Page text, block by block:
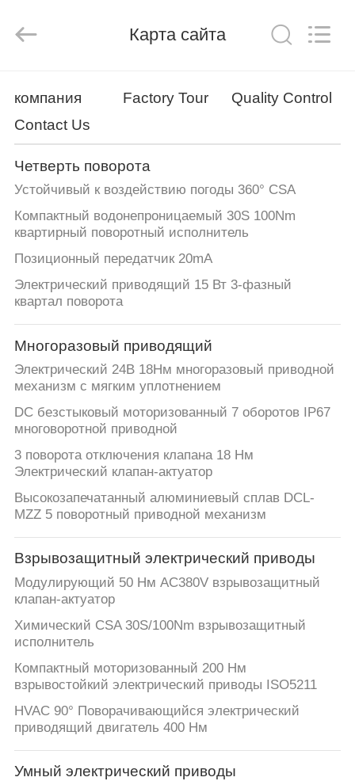
ПРОДУКТЫ
VR
ШОУ
О
НАС
ПУТЕШЕСТВИЕ
ФАБРИКИ
ПРОВЕРКА
КАЧЕСТВА
СВЯЖИТЕСЬ
МЫ
СПРОСИТЕ
ЦИТАТУ
中
文
官
网
Rights
Карта сайта
компания Factory Tour
Quality Control
Contact Us
Четверть поворота
Устойчивый к воздействию погоды 360° CSA
Компактный водонепроницаемый 30S 100Nm
квартирный поворотный исполнитель
Позиционный передатчик 20mA
Электрический приводящий 15 Вт 3-фазный
квартал поворота
Многоразовый приводящий
Электрический 24В 18Нм многоразовый приводной
механизм с мягким уплотнением
DC безстыковый моторизованный 7 оборотов IP67
многоворотной приводной
3 поворота отключения клапана 18 Нм
Электрический клапан-актуатор
Высокозапечатанный алюминиевый сплав DCL-
MZZ 5 поворотный приводной механизм
Взрывозащитный электрический приводы
Модулирующий 50 Нм AC380V взрывозащитный
клапан-актуатор
Химический CSA 30S/100Nm взрывозащитный
исполнитель
Компактный моторизованный 200 Нм
взрывостойкий электрический приводы ISO5211
HVAC 90° Поворачивающийся электрический
приводящий двигатель 400 Нм
Умный электрический приводы